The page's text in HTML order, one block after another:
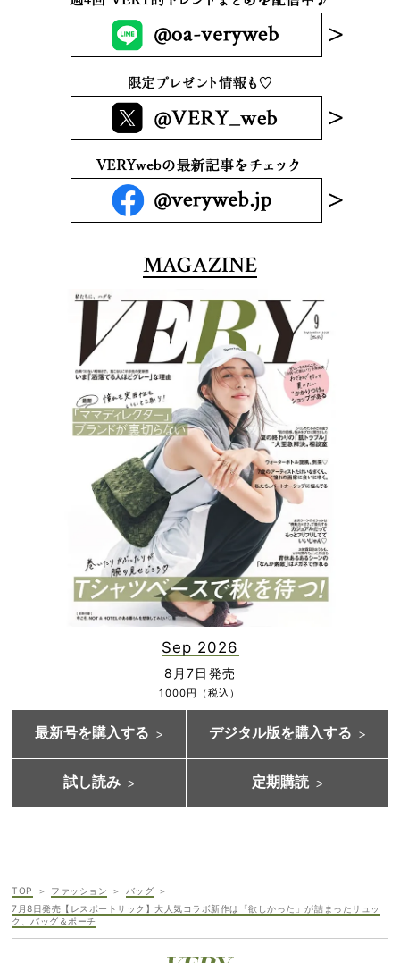
MAGAZINE
Sep 2026
8月7日発売
1000円（税込）
最新号を購入する デジタル版を購入する
試し読み 定期購読
TOP ファッション
バッグ
7月8日発売【レスポートサック】大人気コラボ新作は「欲しかった」が詰まったリュッ
ク、バッグ＆ポーチ